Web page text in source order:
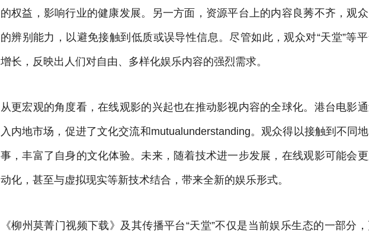
的权益，影响行业的健康发展。另一方面，资源平台上的内容良莠不齐，观
的辨别能力，以避免接触到低质或误导性信息。尽管如此，观众对“天堂”等
增长，反映出人们对自由、多样化娱乐内容的强烈需求。
从更宏观的角度看，在线观影的兴起也在推动影视内容的全球化。港台电影
入内地市场，促进了文化交流和mutualunderstanding。观众得以接触到不同
事，丰富了自身的文化体验。未来，随着技术进一步发展，在线观影可能会
动化，甚至与虚拟现实等新技术结合，带来全新的娱乐形式。
《柳州莫菁门视频下载》及其传播平台“天堂”不仅是当前娱乐生态的一部分